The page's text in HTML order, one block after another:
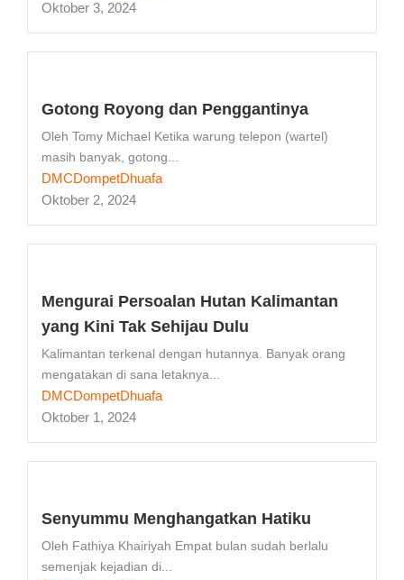
Oktober 3, 2024
Gotong Royong dan Penggantinya
Oleh Tomy Michael Ketika warung telepon (wartel)
masih banyak, gotong...
DMCDompetDhuafa
Oktober 2, 2024
Mengurai Persoalan Hutan Kalimantan
yang Kini Tak Sehijau Dulu
Kalimantan terkenal dengan hutannya. Banyak orang
mengatakan di sana letaknya...
DMCDompetDhuafa
Oktober 1, 2024
Senyummu Menghangatkan Hatiku
Oleh Fathiya Khairiyah Empat bulan sudah berlalu
semenjak kejadian di...